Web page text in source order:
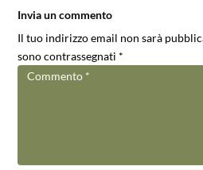
Invia un commento
Il tuo indirizzo email non sarà
sono contrassegnati *